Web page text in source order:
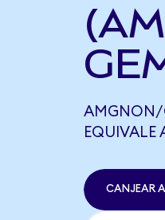
AMGNON/
EQUIVALE
CANJEAR